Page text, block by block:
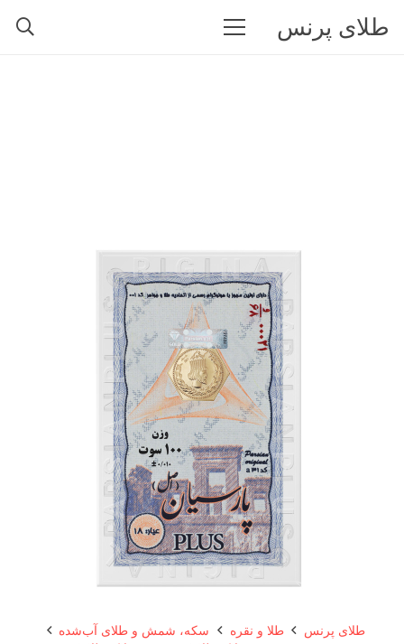
طلای پرنس
طلای پرنس طلا و نقره
سکه، شمش و طلای آب‌شده